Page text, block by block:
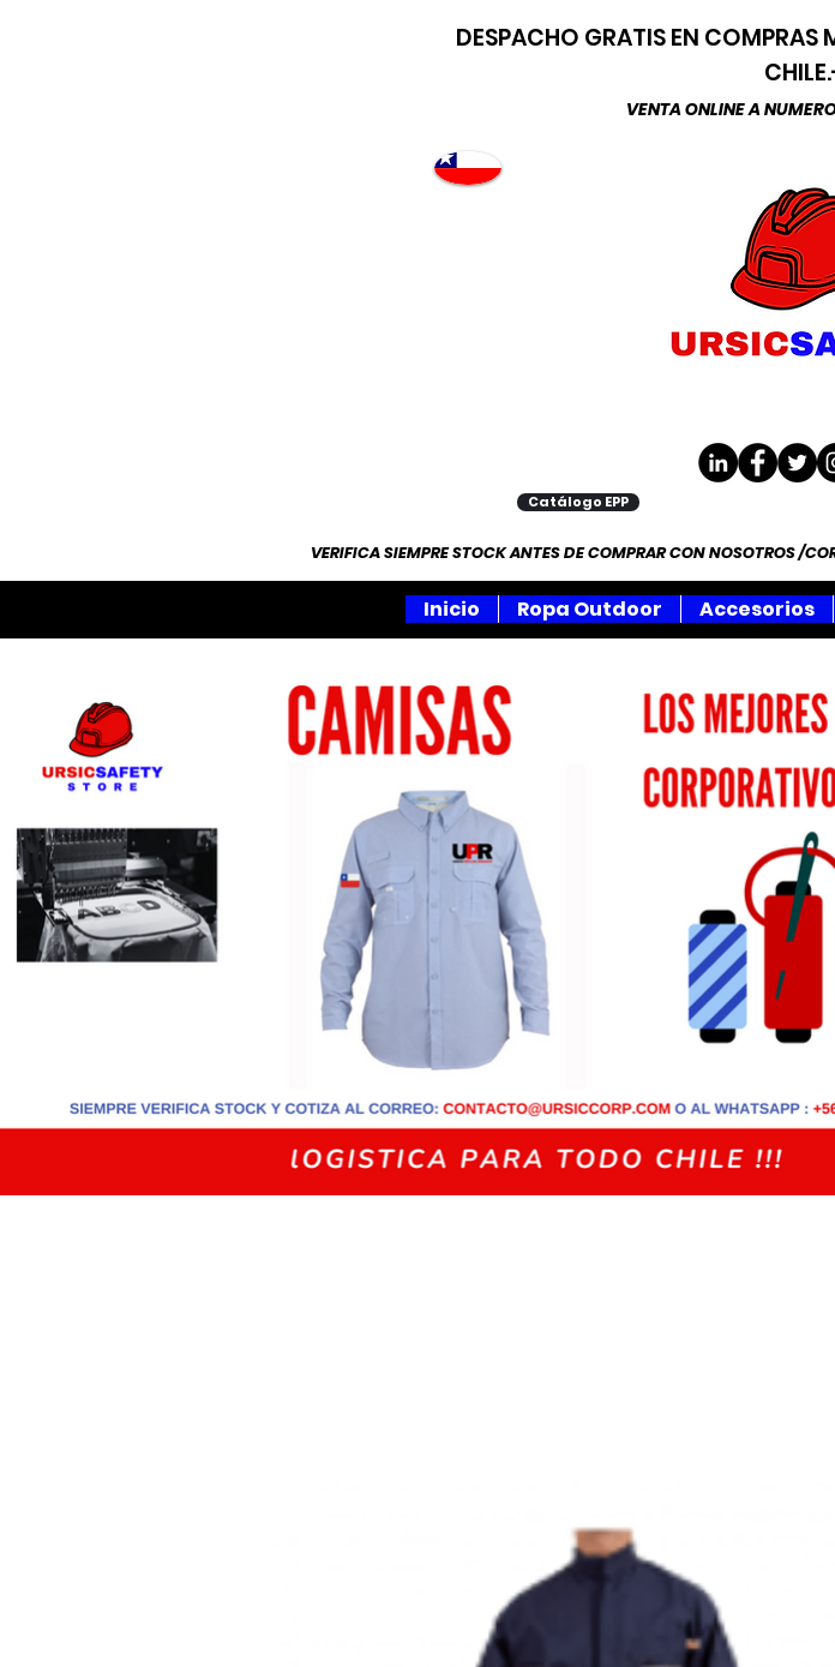
DESPACHO GRATIS EN
VENTA ONLINE A
Catálogo EPP
VERIFICA SIEMPRE STOCK ANTES DE COMPRAR CON NOSOTROS /
Inicio Ropa Outdoor Accesorios